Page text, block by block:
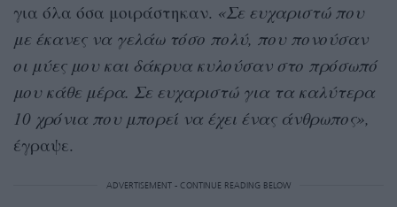
για όλα όσα μοιράστηκαν. «Σε ευχαριστώ που
με έκανες να γελάω τόσο πολύ, που πονούσαν
οι μύες μου και δάκρυα κυλούσαν στο πρόσωπό
μου κάθε μέρα. Σε ευχαριστώ για τα καλύτερα
10 χρόνια που μπορεί να έχει ένας άνθρωπος»,
έγραψε.
ADVERTISEMENT - CONTINUE READING BELOW